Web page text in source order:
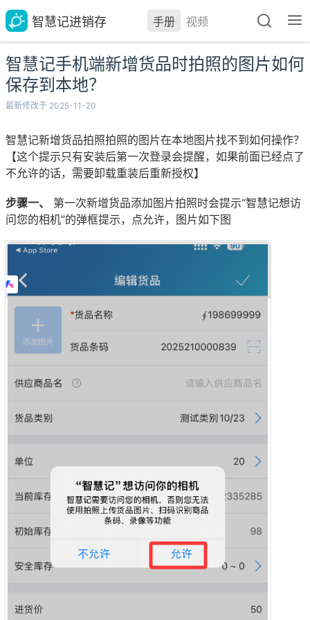
智慧记进销存 手册 视频
智慧记手机端新增货品时拍照的图片如何
保存到本地？
最新修改于 2025-11-20
智慧记新增货品拍照拍照的图片在本地图片找不到如何操作？
【这个提示只有安装后第一次登录会提醒，如果前面已经点了
不允许的话，需要卸载重装后重新授权】
步骤一、
第一次新增货品添加图片拍照时会提示“智慧记想访
问您的相机”的弹框提示，点允许，图片如下图